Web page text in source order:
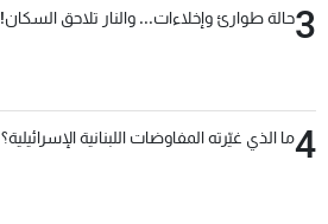
3حالة طوارئ وإخلاءات... والنار تلاحق السكان!
4ما الذي غيّرته المفاوضات اللبنانية الإسرائيلية؟